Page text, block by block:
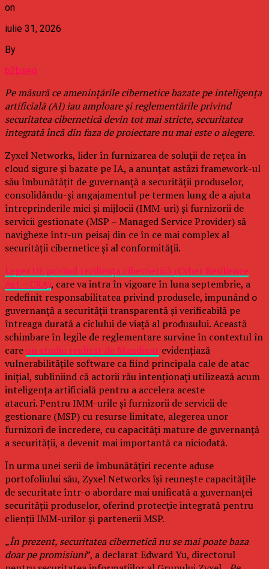
on
iulie 31, 2026
By
b2bseo
Pe măsură ce amenințările cibernetice bazate pe inteligența
artificială (AI) iau amploare și reglementările privind
securitatea cibernetică devin tot mai stricte, securitatea
integrată încă din faza de proiectare nu mai este o alegere.
Zyxel Networks, lider în furnizarea de soluții de rețea în
cloud sigure și bazate pe IA, a anunțat astăzi framework-ul
său îmbunătățit de guvernanță a securității produselor,
consolidându-și angajamentul pe termen lung de a ajuta
întreprinderile mici și mijlocii (IMM-uri) și furnizorii de
servicii gestionate (MSP – Managed Service Provider) să
navigheze într-un peisaj din ce în ce mai complex al
securității cibernetice și al conformității.
Legea UE privind reziliența cibernetică (Cyber Resilience
Act – CRA), care va intra în vigoare în luna septembrie, a
redefinit responsabilitatea privind produsele, impunând o
guvernanță a securității transparentă și verificabilă pe
întreaga durată a ciclului de viață al produsului. Această
schimbare în legile de reglementare survine în contextul în
careun studiu realizat de Mandiant evidențiază
vulnerabilitățile software ca fiind principala cale de atac
inițial, subliniind că actorii rău intenționați utilizează acum
inteligența artificială pentru a accelera aceste
atacuri. Pentru IMM-urile și furnizorii de servicii de
gestionare (MSP) cu resurse limitate, alegerea unor
furnizori de încredere, cu capacități mature de guvernanță
a securității, a devenit mai importantă ca niciodată.
În urma unei serii de îmbunătățiri recente aduse
portofoliului său, Zyxel Networks își reunește capacitățile
de securitate într-o abordare mai unificată a guvernanței
securității produselor, oferind protecție integrată pentru
clienții IMM-urilor și partenerii MSP.
„În prezent, securitatea cibernetică nu se mai poate baza
doar pe promisiuni”, a declarat Edward Yu, directorul